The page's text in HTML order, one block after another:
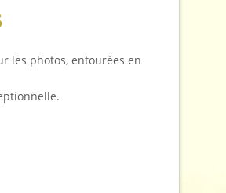
les photos, entourées en